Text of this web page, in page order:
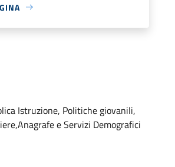
Istruzione, Politiche giovanili,
e Servizi Demografici